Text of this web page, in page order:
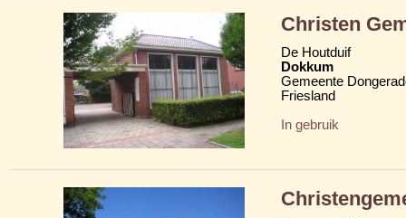
Christen
De Houtduif
Dokkum
Gemeente
Friesland
In gebruik